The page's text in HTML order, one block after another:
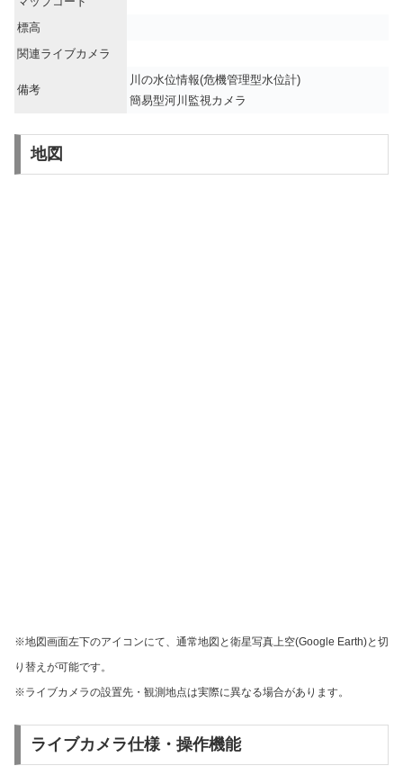
標高
関連ライブカメラ
備考
川の水位情報(危機管理型水位計)
簡易型河川監視カメラ
地図
※地図画面左下のアイコンにて、通常地図と衛星写真上空(Google Earth)と切
り替えが可能です。
※ライブカメラの設置先・観測地点は実際に異なる場合があります。
ライブカメラ仕様・操作機能